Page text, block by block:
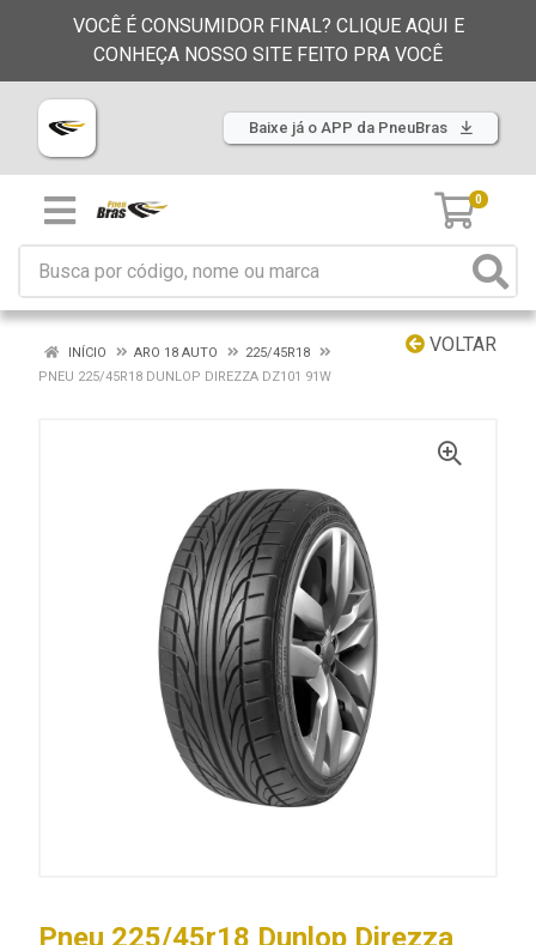
VOCÊ É CONSUMIDOR FINAL? CLIQUE AQUI E
CONHEÇA NOSSO SITE FEITO PRA VOCÊ
Baixe já o APP da PneuBras
0
VOLTAR
INÍCIO ARO 18 AUTO
225/45R18
PNEU 225/45R18 DUNLOP DIREZZA DZ101 91W
Pneu 225/45r18 Dunlop Direzza